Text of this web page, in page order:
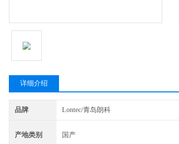
详细介绍
品牌 Lontec/青岛朗科
产地类别 国产